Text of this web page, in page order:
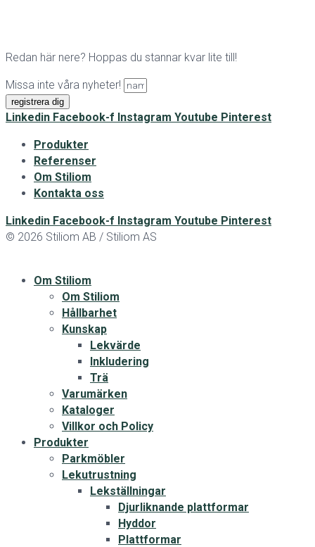
Redan här nere? Hoppas du stannar kvar lite till!
Missa inte våra nyheter!
registrera dig
Linkedin Facebook-f Instagram Youtube Pinterest
Produkter
Referenser
Om Stiliom
Kontakta oss
Linkedin Facebook-f Instagram Youtube Pinterest
© 2026 Stiliom AB / Stiliom AS
Om Stiliom
Om Stiliom
Hållbarhet
Kunskap
Lekvärde
Inkludering
Trä
Varumärken
Kataloger
Villkor och Policy
Produkter
Parkmöbler
Lekutrustning
Lekställningar
Djurliknande plattformar
Hyddor
Plattformar